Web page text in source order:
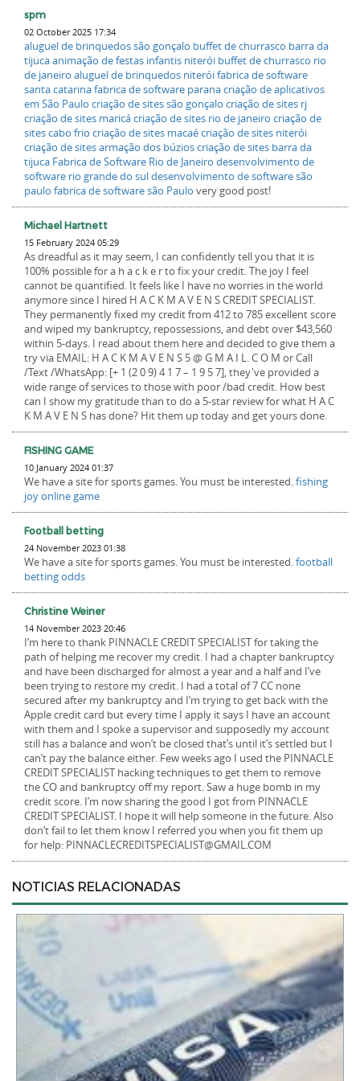
spm
02 October 2025 17:34
aluguel de brinquedos são gonçalo buffet de churrasco barra da
tijucaanimação de festas infantis niterói buffet de churrasco rio
de janeiro aluguel de brinquedos niteróifabrica de software
santa catarinafabrica de software paranacriação de aplicativos
em São Paulo criação de sites são gonçalo criação de sites rj
criação de sites maricácriação de sites rio de janeiro criação de
sites cabo frio criação de sites macaécriação de sites niterói
criação de sites armação dos búzioscriação de sites barra da
tijuca Fabrica de Software Rio de Janeiro desenvolvimento de
software rio grande do suldesenvolvimento de software são
paulo fabrica de software são Paulo very good post!
Michael Hartnett
15 February 2024 05:29
As dreadful as it may seem, I can confidently tell you that it is
100% possible for a h a c k e r to fix your credit. The joy I feel
cannot be quantified. It feels like I have no worries in the world
anymore since I hired H A C K M A V E N S CREDIT SPECIALIST.
They permanently fixed my credit from 412 to 785 excellent score
and wiped my bankruptcy, repossessions, and debt over $43,560
within 5-days. I read about them here and decided to give them a
try via EMAIL: H A C K M A V E N S 5 @ G M A I L. C O M or Call
/Text /WhatsApp: [+ 1 (2 0 9) 4 1 7 – 1 9 5 7], they've provided a
wide range of services to those with poor /bad credit. How best
can I show my gratitude than to do a 5-star review for what H A C
K M A V E N S has done? Hit them up today and get yours done.
FISHING GAME
10 January 2024 01:37
We have a site for sports games. You must be interested.fishing
joy online game
Football betting
24 November 2023 01:38
We have a site for sports games. You must be interested.football
betting odds
Christine Weiner
14 November 2023 20:46
I’m here to thank PINNACLE CREDIT SPECIALIST for taking the
path of helping me recover my credit. I had a chapter bankruptcy
and have been discharged for almost a year and a half and I’ve
been trying to restore my credit. I had a total of 7 CC none
secured after my bankruptcy and I’m trying to get back with the
Apple credit card but every time I apply it says I have an account
with them and I spoke a supervisor and supposedly my account
still has a balance and won’t be closed that’s until it’s settled but I
can’t pay the balance either. Few weeks ago I used the PINNACLE
CREDIT SPECIALIST hacking techniques to get them to remove
the CO and bankruptcy off my report. Saw a huge bomb in my
credit score. I’m now sharing the good I got from PINNACLE
CREDIT SPECIALIST. I hope it will help someone in the future. Also
don’t fail to let them know I referred you when you fit them up
for help: PINNACLECREDITSPECIALIST@GMAIL.COM
NOTICIAS RELACIONADAS